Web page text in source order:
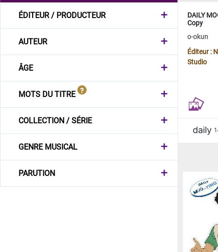
ÉDITEUR / PRODUCTEUR
AUTEUR
ÂGE
MOTS DU TITRE
COLLECTION / SÉRIE
GENRE MUSICAL
PARUTION
DAILY
Copy
o-okun
Éditeur :
Studio
daily